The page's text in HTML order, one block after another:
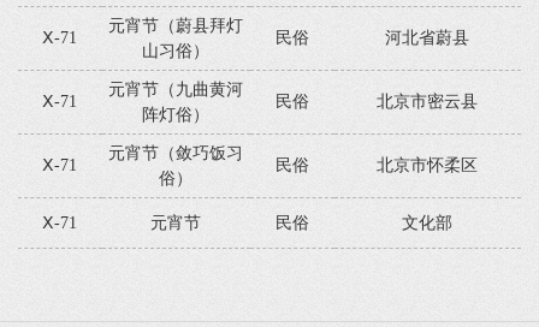
Ⅹ-71
元宵节（蔚县拜灯
山习俗）
民俗 河北省蔚县
Ⅹ-71
元宵节（九曲黄河
阵灯俗）
民俗 北京市密云县
Ⅹ-71
元宵节（敛巧饭习
俗）
民俗 北京市怀柔区
Ⅹ-71 元宵节 民俗 文化部